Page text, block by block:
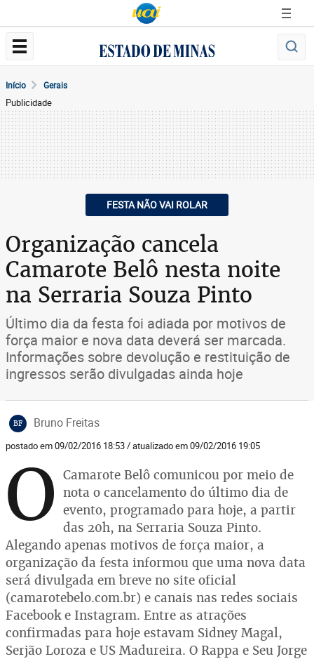
Início Gerais
Publicidade
FESTA NÃO VAI ROLAR
Organização cancela
Camarote Belô nesta noite
na Serraria Souza Pinto
Último dia da festa foi adiada por motivos de
força maior e nova data deverá ser marcada.
Informações sobre devolução e restituição de
ingressos serão divulgadas ainda hoje
BF Bruno Freitas
postado em 09/02/2016 18:53 / atualizado em 09/02/2016 19:05
O Camarote Belô comunicou por meio de
nota o cancelamento do último dia de
evento, programado para hoje, a partir
das 20h, na Serraria Souza Pinto.
Alegando apenas motivos de força maior, a
organização da festa informou que uma nova data
será divulgada em breve no site oficial
(camarotebelo.com.br) e canais nas redes sociais
Facebook e Instagram. Entre as atrações
confirmadas para hoje estavam Sidney Magal,
Serjão Loroza e US Madureira. O Rappa e Seu Jorge